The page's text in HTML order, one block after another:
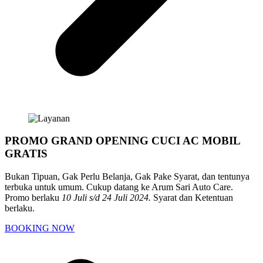
PROMO GRAND OPENING CUCI AC MOBIL
GRATIS
Bukan Tipuan, Gak Perlu Belanja, Gak Pake Syarat, dan tentunya
terbuka untuk umum. Cukup datang ke Arum Sari Auto Care.
Promo berlaku 10 Juli s/d 24 Juli 2024. Syarat dan Ketentuan
berlaku.
BOOKING NOW